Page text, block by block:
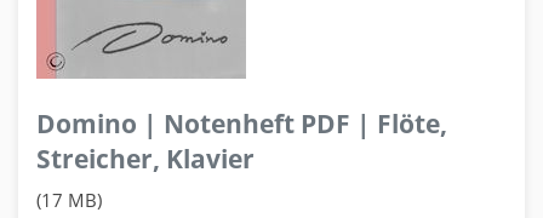
Domino | Notenheft PDF | Flöte,
Streicher, Klavier
(17 MB)